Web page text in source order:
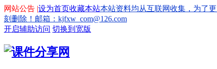
设为首页收藏本站
网站公告 |
本站资料均从互联网收集，为了
刻删除！邮箱：kjfxw_com@126.com
开启辅助访问 切换到宽版